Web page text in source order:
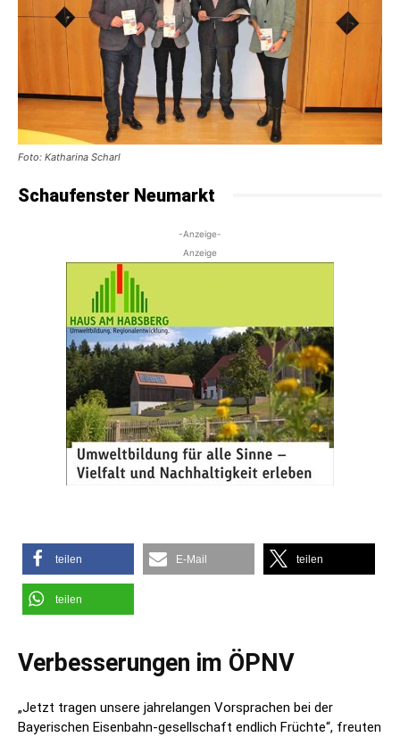
Foto: Katharina Scharl
Schaufenster Neumarkt
-Anzeige-
Anzeige
teilen E-Mail teilen
teilen
Verbesserungen im ÖPNV
„Jetzt tragen unsere jahrelangen Vorsprachen bei der
Bayerischen Eisenbahn-gesellschaft endlich Früchte“, freuten